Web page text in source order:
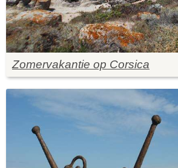
Zomervakantie op Corsica